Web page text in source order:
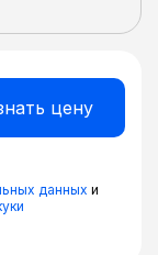
шкафа
в
данных и